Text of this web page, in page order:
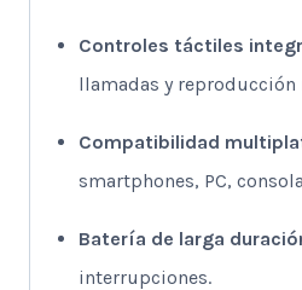
Controles táctiles
llamadas y
Compatibilidad
smartphones, PC,
Batería de larga
interrupciones.